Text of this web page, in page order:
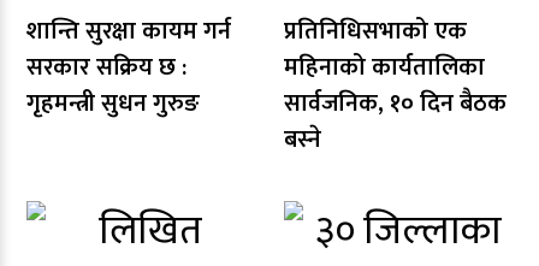
शान्ति सुरक्षा कायम गर्न
सरकार सक्रिय छ :
गृहमन्त्री सुधन गुरुङ
प्रतिनिधिसभाको एक
महिनाको कार्यतालिका
सार्वजनिक, १० दिन बैठक
बस्ने